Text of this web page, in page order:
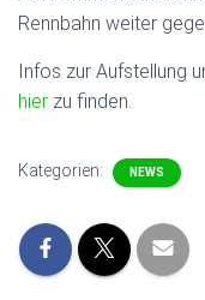
Rennbahn weiter
Infos zur Aufstellung
hier zu finden.
Kategorien: NEWS